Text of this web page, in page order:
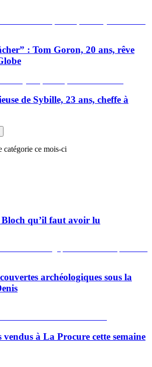
: Tom Goron, 20 ans, rêve
de Sybille, 23 ans, cheffe à
catégorie ce mois-ci
qu’il faut avoir lu
archéologiques sous la
vendus à La Procure cette semaine